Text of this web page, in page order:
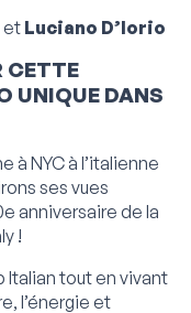
et Luciano D’Iorio
CETTE
UNIQUE DANS
à NYC à l’italienne
ses vues
anniversaire de la
!
Italian tout en vivant
l’énergie et